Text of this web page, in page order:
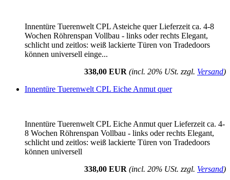
Innentüre Tuerenwelt CPL Asteiche quer Lieferzeit ca. 4-8
Wochen Röhrenspan Vollbau - links oder rechts Elegant,
schlicht und zeitlos: weiß lackierte Türen von Tradedoors
können universell einge...
338,00 EUR (incl. 20% USt. zzgl. Versand)
Innentüre Tuerenwelt CPL Eiche Anmut quer
Innentüre Tuerenwelt CPL Eiche Anmut quer Lieferzeit ca. 4-
8 Wochen Röhrenspan Vollbau - links oder rechts Elegant,
schlicht und zeitlos: weiß lackierte Türen von Tradedoors
können universell
338,00 EUR (incl. 20% USt. zzgl. Versand)